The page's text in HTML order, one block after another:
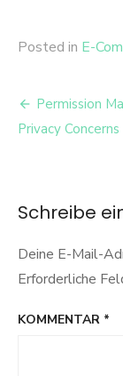
Posted in E-
Beitrags-
Navigation
Permission
Privacy Concerns
Schreibe
Deine E-Mail-
Erforderliche
KOMMENTAR *